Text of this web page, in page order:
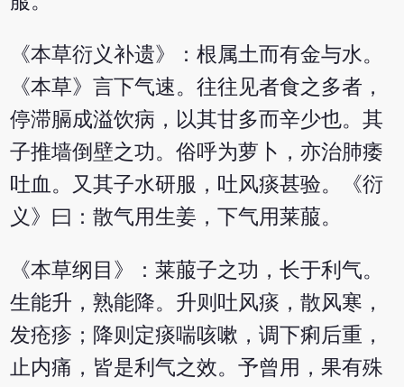
《本草衍义补遗》：根属土而有金与水。
《本草》言下气速。往往见者食之多者，
停滞膈成溢饮病，以其甘多而辛少也。其
子推墙倒壁之功。俗呼为萝卜，亦治肺痿
吐血。又其子水研服，吐风痰甚验。《衍
义》曰：散气用生姜，下气用莱菔。
《本草纲目》：莱菔子之功，长于利气。
生能升，熟能降。升则吐风痰，散风寒，
发疮疹；降则定痰喘咳嗽，调下痢后重，
止内痛，皆是利气之效。予曾用，果有殊